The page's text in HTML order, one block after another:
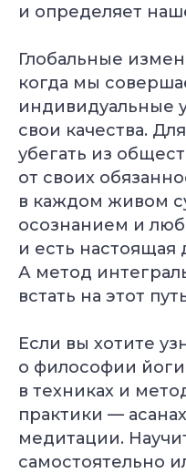
и определяет
Глобальные
когда мы
индивидуальные
свои качества.
убегать из
от своих
в каждом живом
осознанием и
и есть настоящая
А метод
встать на этот
Если вы хотите
о философии
в техниках и
практики —
медитации.
самостоятельно